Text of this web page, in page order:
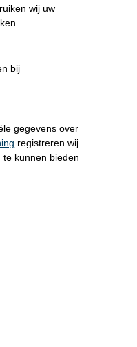
wij uw
bij
gegevens over
registreren wij
kunnen bieden